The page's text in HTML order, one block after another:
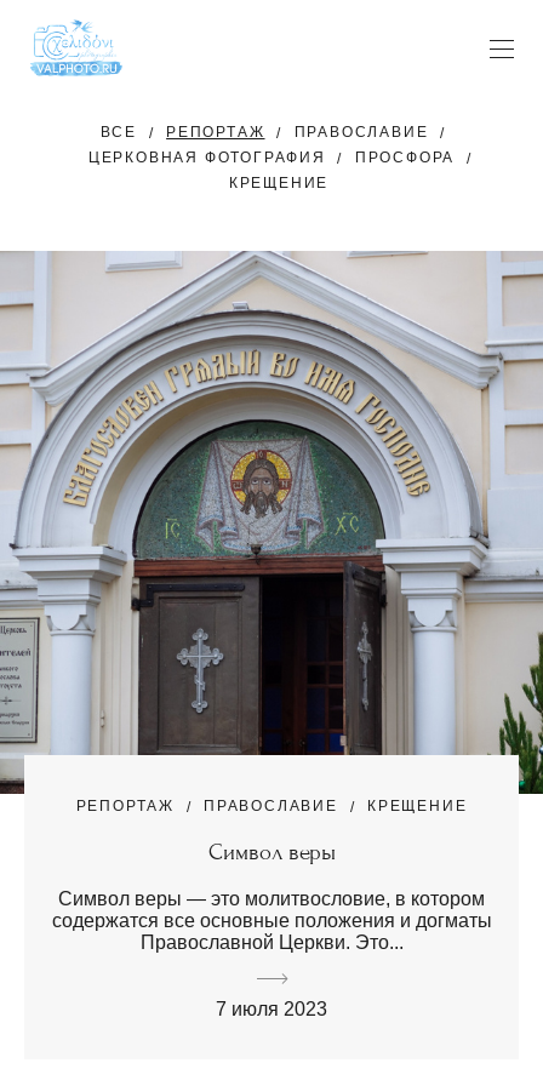
ВСЕ РЕПОРТАЖ
ПРАВОСЛАВИЕ
ЦЕРКОВНАЯ ФОТОГРАФИЯ
ПРОСФОРА
КРЕЩЕНИЕ
РЕПОРТАЖ ПРАВОСЛАВИЕ КРЕЩЕНИЕ
Символ веры
Символ веры — это молитвословие, в котором
содержатся все основные положения и догматы
Православной Церкви. Это...
7 июля 2023